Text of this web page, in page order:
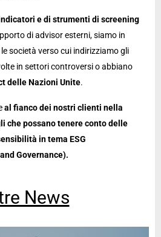
e di strumenti di screening
di advisor esterni, siamo in
società verso cui indirizziamo gli
in settori controversi o abbiano
delle Nazioni Unite.
al fianco dei nostri clienti nella
che possano tenere conto delle
in tema ESG
Governance).
News